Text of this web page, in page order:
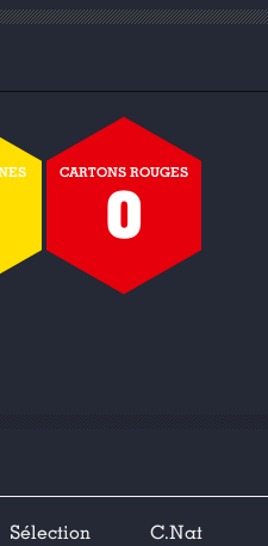
CARTONS ROUGES
0
Sélection C.Nat